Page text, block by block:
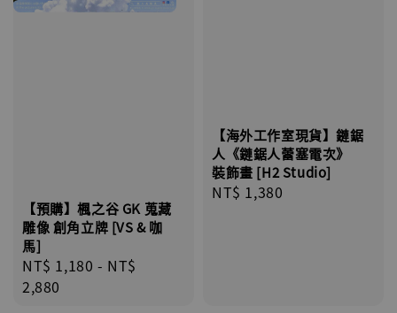
【預購】楓之谷 GK 蒐藏
雕像 創角立牌 [VS & 咖
馬]
Regular
price
NT$ 1,180 - NT$
2,880
【海外工作室現貨】鏈鋸
人《鏈鋸人蕾塞電次》
裝飾畫 [H2 Studio]
Regular
NT$ 1,380